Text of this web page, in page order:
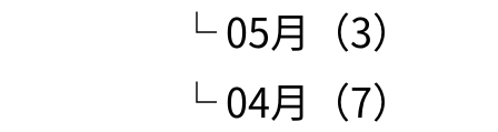
└ 05月（3）
└ 04月（7）